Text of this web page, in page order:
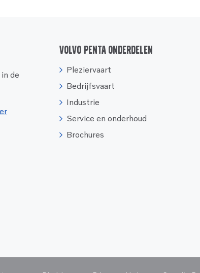
de
Volvo Penta onderdelen
Pleziervaart
Bedrijfsvaart
Industrie
Service en onderhoud
Brochures